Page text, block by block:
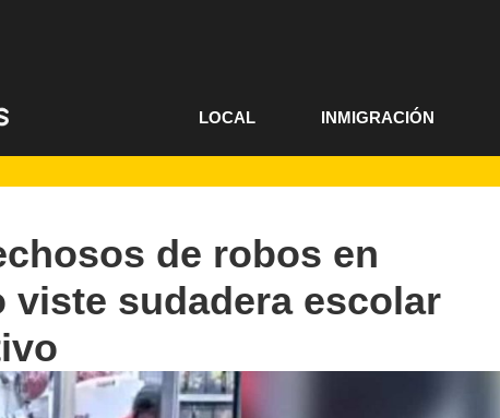
LOCAL INMIGRACIÓN
de robos en
viste sudadera escolar